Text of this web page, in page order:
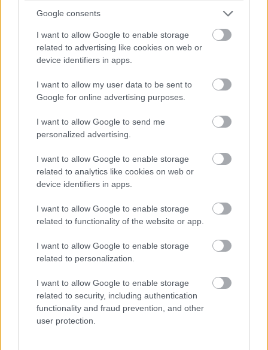
Google consents
I want to allow Google to enable storage
related to advertising like cookies on web or
device identifiers in apps.
I want to allow my user data to be sent to
Google for online advertising purposes.
I want to allow Google to send me
personalized advertising.
I want to allow Google to enable storage
related to analytics like cookies on web or
device identifiers in apps.
I want to allow Google to enable storage
related to functionality of the website or app.
I want to allow Google to enable storage
related to personalization.
I want to allow Google to enable storage
related to security, including authentication
functionality and fraud prevention, and other
user protection.
kerülhet!
Negyven másodperc! Óriási tempóban közelít
után valószínűleg beül majd a kétszeres Porsche Szuperkupa-,
illetve egyszeres Le Mans-i kategóriagyőztes Jeroen
Az éllovas Signatechbe visszaült Pierre Thiriet. Azóta
már el is telt a hiányzó hét másodperce... A francia úrvezető
(azok közül viszont az egyik legjobb) a Le Mans-győzelem és
elbukhatják.
Megint négy másodperc körül! 44 szekundum maradt
Egy történet, amelyről lemaradtunk: a Fässler